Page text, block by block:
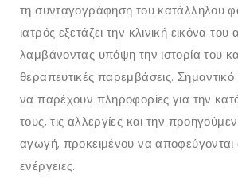
τη συνταγογράφηση του κατάλληλου
ιατρός εξετάζει την κλινική εικόνα του
λαμβάνοντας υπόψη την ιστορία του
θεραπευτικές παρεμβάσεις. Σημαντικό
να παρέχουν πληροφορίες για την
τους, τις αλλεργίες και την
αγωγή, προκειμένου να αποφεύγονται
ενέργειες.